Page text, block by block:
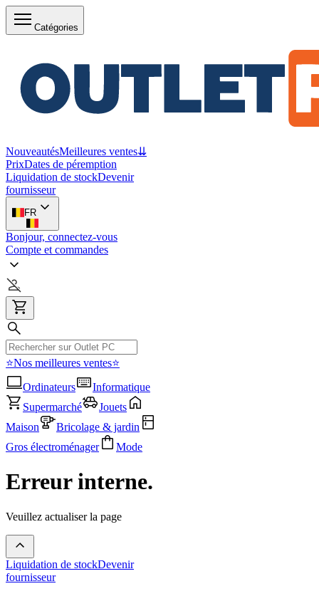
Catégories
NouveautésMeilleures ventes⇊
PrixDates de péremption
Liquidation de stockDevenir
fournisseur
FR
Bonjour, connectez-vous
Compte et commandes
⭐Nos meilleures ventes⭐
Ordinateurs
Informatique
Supermarché
Jouets
Maison
Bricolage & jardin
Gros électroménager
Mode
Erreur interne.
Veuillez actualiser la page
Liquidation de stockDevenir
fournisseur